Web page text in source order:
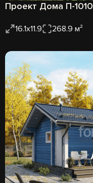
Проект Дома П-1010
16.1x11.9 268.9 м²